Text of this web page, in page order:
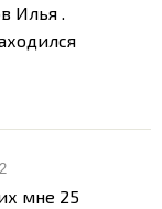
Илья .
мне 25